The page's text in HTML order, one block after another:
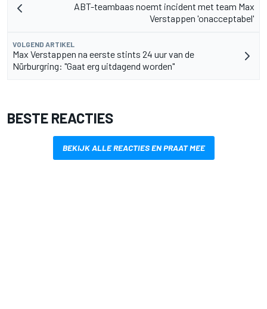
ABT-teambaas noemt incident met team Max
Verstappen 'onacceptabel'
VOLGEND ARTIKEL
Max Verstappen na eerste stints 24 uur van de
Nürburgring: "Gaat erg uitdagend worden"
BESTE REACTIES
BEKIJK ALLE REACTIES EN PRAAT MEE